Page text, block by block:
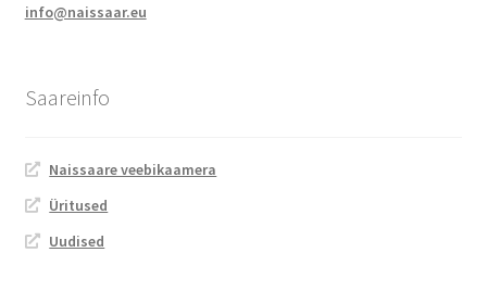
Rattamatk
Catering
info@naissaar.eu
Saareinfo
Naissaare veebikaamera
Üritused
Uudised